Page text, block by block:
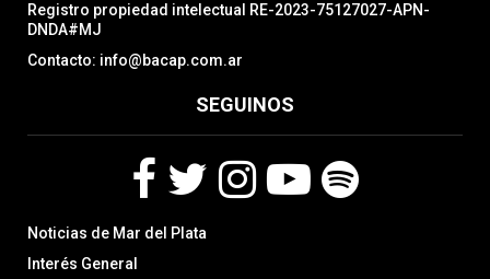
Registro propiedad intelectual RE-2023-75127027-APN-
DNDA#MJ
Contacto: info@bacap.com.ar
SEGUINOS
a
c
w
Noticias de Mar del Plata
Interés General